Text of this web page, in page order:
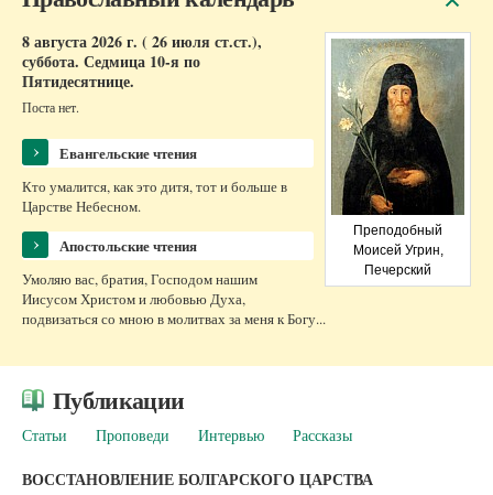
Преподобный
Моисей Угрин,
Печерский
8 августа 2026 г. ( 26 июля ст.ст.),
суббота. Седмица 10-я по
Пятидесятнице.
Поста нет.
› Евангельские чтения
Кто умалится, как это дитя, тот и больше в
Царстве Небесном.
› Апостольские чтения
Умоляю вас, братия, Господом нашим
Иисусом Христом и любовью Духа,
подвизаться со мною в молитвах за меня к Богу...
Публикации
Статьи Проповеди Интервью Рассказы
ВОССТАНОВЛЕНИЕ БОЛГАРСКОГО ЦАРСТВА